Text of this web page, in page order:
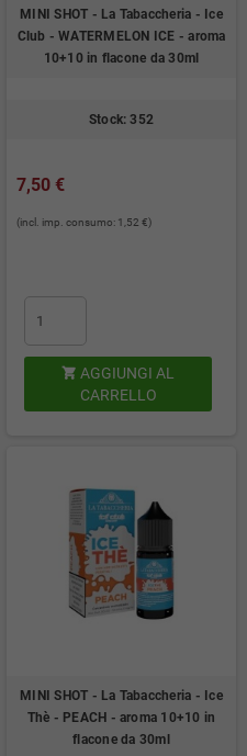
MINI SHOT - La Tabaccheria - Ice
Club - WATERMELON ICE - aroma
10+10 in flacone da 30ml
Stock: 352
7,50 €
(incl. imp. consumo: 1,52 €)
 AGGIUNGI AL
CARRELLO
MINI SHOT - La Tabaccheria - Ice
Thè - PEACH - aroma 10+10 in
flacone da 30ml